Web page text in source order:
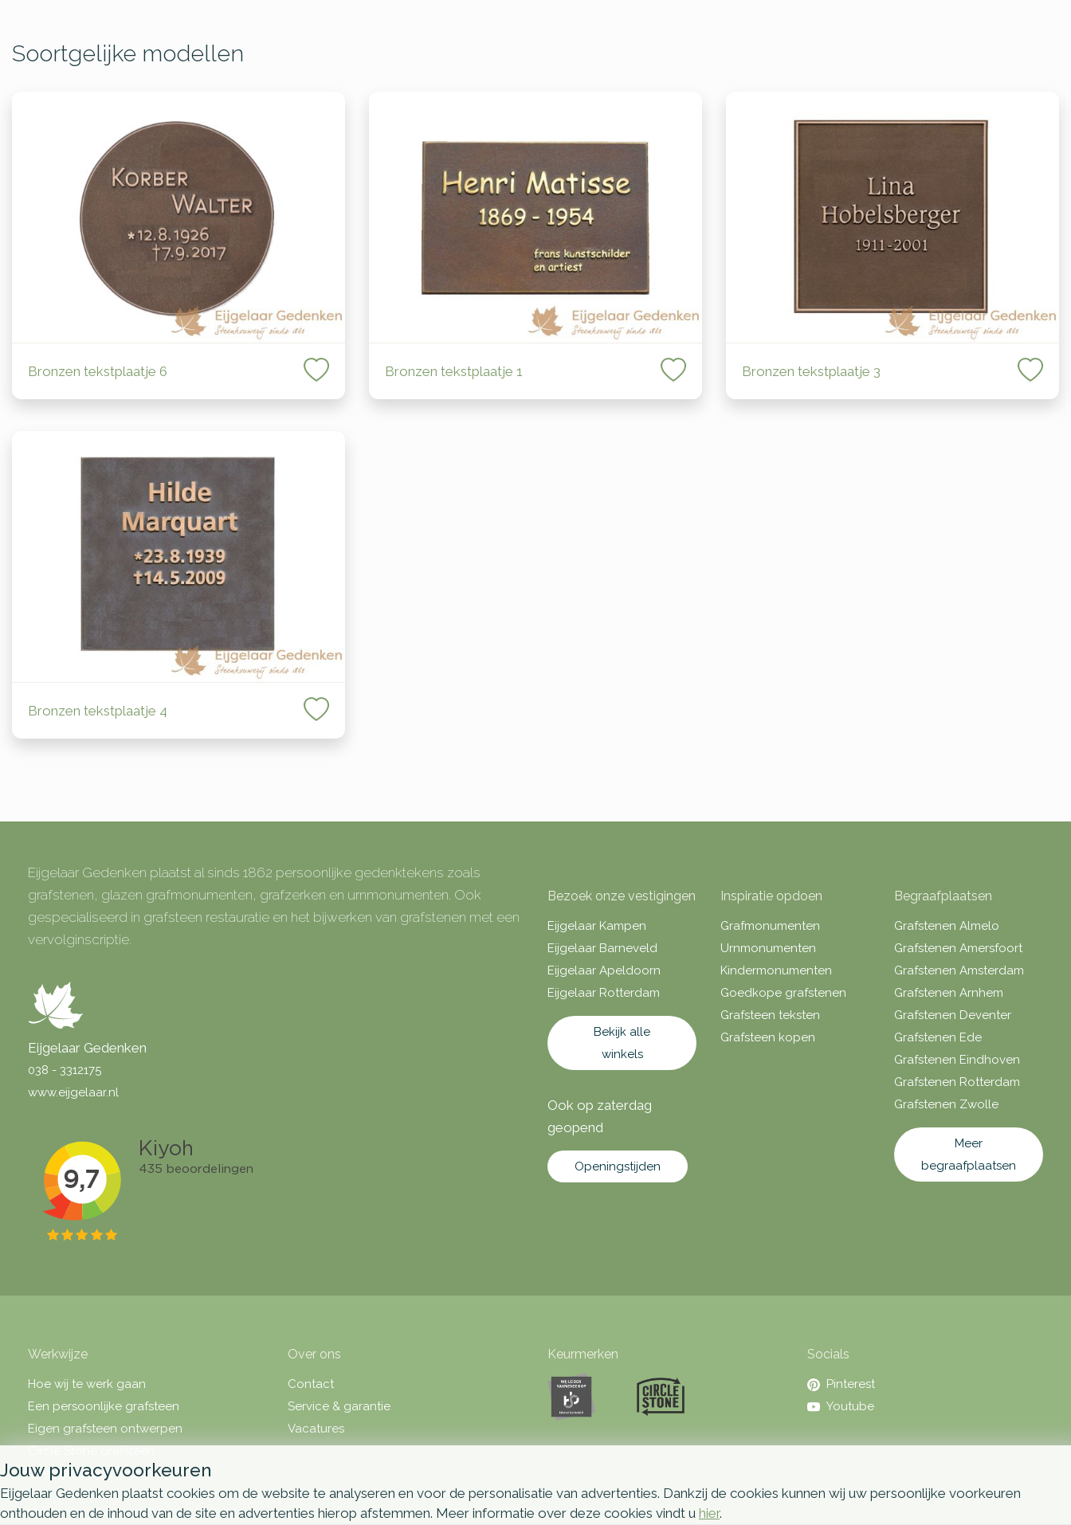
Soortgelijke modellen
Bronzen tekstplaatje 6 Bronzen tekstplaatje 1 Bronzen tekstplaatje 3
Bronzen tekstplaatje 4
Eijgelaar Gedenken plaatst al sinds 1862 persoonlijke gedenktekens zoals
grafstenen, glazen grafmonumenten, grafzerken en urnmonumenten. Ook
gespecialiseerd in grafsteen restauratie en het bijwerken van grafstenen met een
vervolginscriptie.
Eijgelaar Gedenken
038 - 3312175
www.eijgelaar.nl
Bezoek onze vestigingen
Eijgelaar Kampen
Eijgelaar Barneveld
Eijgelaar Apeldoorn
Eijgelaar Rotterdam
Bekijk alle
winkels
Ook op zaterdag
geopend
Openingstijden
Inspiratie opdoen
Grafmonumenten
Urnmonumenten
Kindermonumenten
Goedkope grafstenen
Grafsteen teksten
Grafsteen kopen
Begraafplaatsen
Grafstenen Almelo
Grafstenen Amersfoort
Grafstenen Amsterdam
Grafstenen Arnhem
Grafstenen Deventer
Grafstenen Ede
Grafstenen Eindhoven
Grafstenen Rotterdam
Grafstenen Zwolle
Meer
begraafplaatsen
Werkwijze
Hoe wij te werk gaan
Een persoonlijke grafsteen
Eigen grafsteen ontwerpen
Over grafsteen prijzen
Over ons
Contact
Service & garantie
Vacatures
Keurmerken Socials
Pinterest
Youtube
Jouw privacyvoorkeuren
Eijgelaar Gedenken plaatst cookies om de website te analyseren en voor de personalisatie van advertenties. Dankzij de cookies kunnen wij uw persoonlijke voorkeuren
onthouden en de inhoud van de site en advertenties hierop afstemmen. Meer informatie over deze cookies vindt u hier.